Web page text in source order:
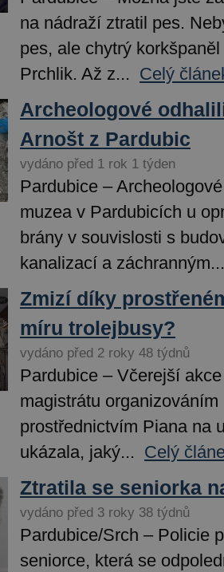
na nádraží ztratil pes.
pes, ale chytrý
Prchlik. Až z... Celý
Archeologové
Arnošt z Pardubic
vydáno před 1 rok 1 týden
Pardubice –
muzea v Pardubicích u
brány v souvislosti s
kanalizací a záchranným...
Zmizí díky
míru trolejbusy?
vydáno před 2 roky 48 týdnů
Pardubice – Včerejší
magistrátu
prostřednictvím Piana na
ukázala, jaký... Celý
Ztratila se seniorka
vydáno před 3 roky 38 týdnů
Pardubice/Srch – Policie
seniorce, která se